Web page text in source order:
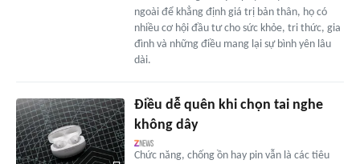
ngoài để khẳng định giá trị bản thân, họ có
nhiều cơ hội đầu tư cho sức khỏe, tri thức, gia
đình và những điều mang lại sự bình yên lâu
dài.
Điều dễ quên khi chọn tai nghe
không dây
Chức năng, chống ồn hay pin vẫn là các tiêu